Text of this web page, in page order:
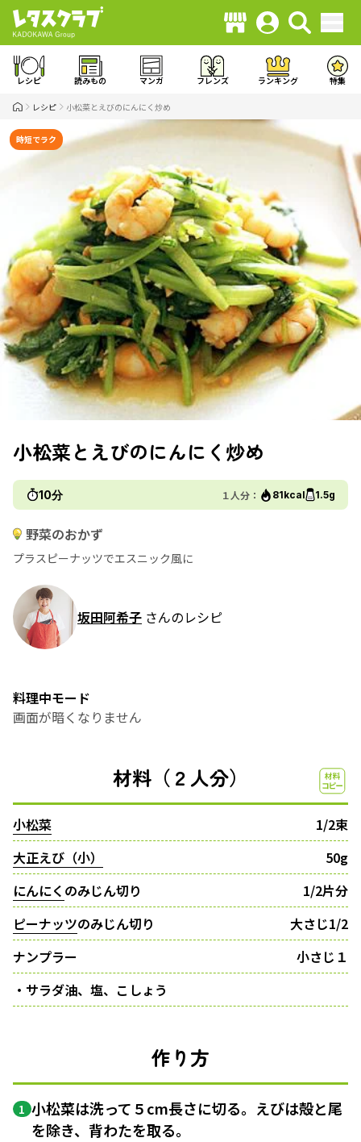
レシピ 読みもの マンガ フレンズ ランキング 特集
レシピ 小松菜とえびのにんにく炒め
時短でラク
小松菜とえびのにんにく炒め
10分 １人分： 81kcal 1.5g
野菜のおかず
プラスピーナッツでエスニック風に
坂田阿希子 さんのレシピ
料理中モード
画面が暗くなりません
材料（２人分）
小松菜
1/2束
大正えび（小）
50g
にんにく のみじん切り
1/2片分
ピーナッツのみじん切り
大さじ1/2
ナンプラー
小さじ１
・サラダ油、塩、こしょう
作り方
1 小松菜は洗って５cm長さに切る。えびは殻と尾
を除き、背わたを取る。